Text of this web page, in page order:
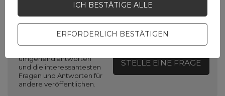
Brauchen Sie Hilfe? Haben Sie
Fragen?
umgehend antworten
und die interessantesten
Fragen und Antworten für
andere veröffentlichen.
STELLE EINE FRAGE
ERFORDERLICH BESTÄTIGEN
ICH BESTÄTIGE ALLE